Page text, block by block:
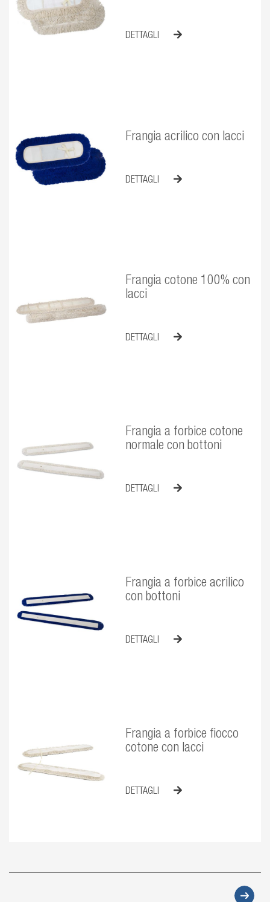
DETTAGLI
Frangia acrilico con lacci
DETTAGLI
Frangia cotone 100% con
lacci
DETTAGLI
Frangia a forbice cotone
normale con bottoni
DETTAGLI
Frangia a forbice acrilico
con bottoni
DETTAGLI
Frangia a forbice fiocco
cotone con lacci
DETTAGLI